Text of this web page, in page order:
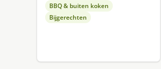
BBQ & buiten koken
Bijgerechten